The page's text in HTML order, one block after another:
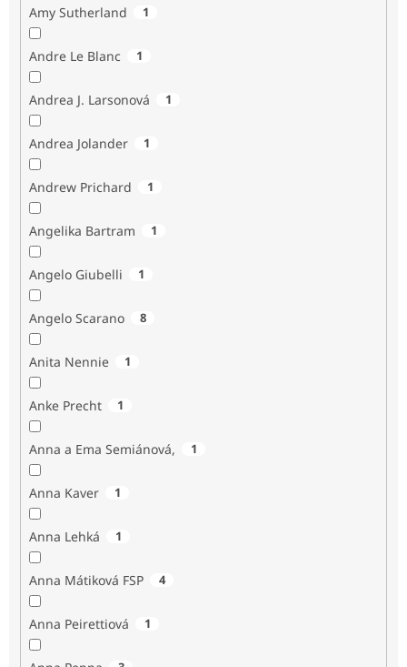
Amy Sutherland 1
Andre Le Blanc 1
Andrea J. Larsonová 1
Andrea Jolander 1
Andrew Prichard 1
Angelika Bartram 1
Angelo Giubelli 1
Angelo Scarano 8
Anita Nennie 1
Anke Precht 1
Anna a Ema Semiánová, 1
Anna Kaver 1
Anna Lehká 1
Anna Mátiková FSP 4
Anna Peirettiová 1